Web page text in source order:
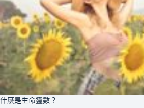
什麼是生命靈數？